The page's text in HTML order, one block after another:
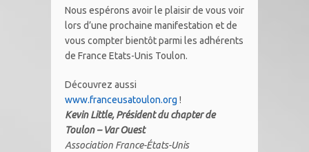
Nous espérons avoir le plaisir de vous voir
lors d’une prochaine manifestation et de
vous compter bientôt parmi les adhérents
de France Etats-Unis Toulon.
Découvrez aussi
www.franceusatoulon.org !
Kevin Little, Président du chapter de
Toulon – Var Ouest
Association France-États-Unis